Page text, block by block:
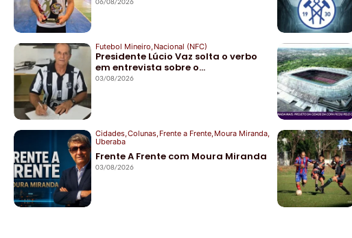
Futebol Mineiro Nacional (NFC)
Presidente Lúcio Vaz solta o verbo
em entrevista sobre o…
03/08/2026
Cidades,Colunas,Frente a Frente,Moura Miranda,
Uberaba
Frente A Frente com Moura Miranda
03/08/2026